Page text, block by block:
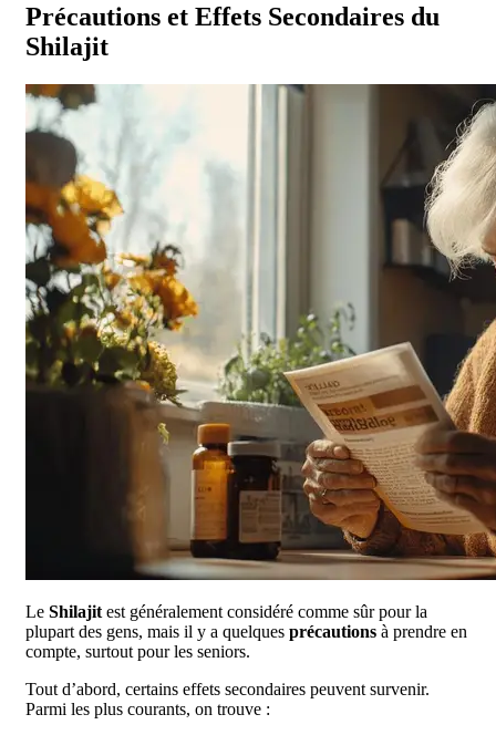
Précautions et Effets Secondaires du
Shilajit
Le Shilajit est généralement considéré comme sûr pour la
plupart des gens, mais il y a quelques précautions à prendre en
compte, surtout pour les seniors.
Tout d’abord, certains effets secondaires peuvent survenir.
Parmi les plus courants, on trouve :